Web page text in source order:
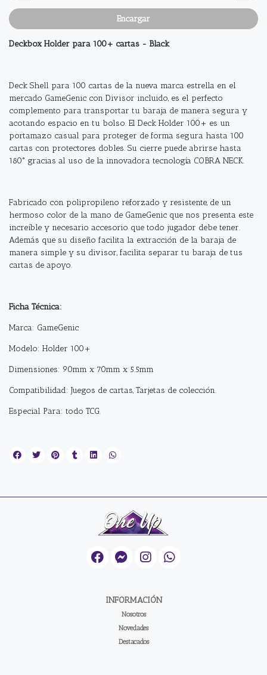
Encargar
Deckbox Holder para 100+ cartas - Black
Deck Shell para 100 cartas de la nueva marca estrella en el
mercado GameGenic con Divisor incluido, es el perfecto
complemento para transportar tu baraja de manera segura y
acotando espacio en tu bolso. El Deck Holder 100+ es un
portamazo casual para proteger de forma segura hasta 100
cartas con protectores dobles. Su cierre puede abrirse hasta
180° gracias al uso de la innovadora tecnología COBRA NECK.
Fabricado con polipropileno reforzado y resistente, de un
hermoso color de la mano de GameGenic que nos presenta este
increíble y necesario accesorio que todo jugador debe tener.
Además que su diseño facilita la extracción de la baraja de
manera simple y su divisor, facilita separar tu baraja de tus
cartas de apoyo.
Ficha Técnica:
Marca: GameGenic
Modelo: Holder 100+
Dimensiones: 90mm x 70mm x 5.5mm
Compatibilidad: Juegos de cartas, Tarjetas de colección.
Especial Para: todo TCG.
INFORMACIÓN
Nosotros
Novedades
Destacados